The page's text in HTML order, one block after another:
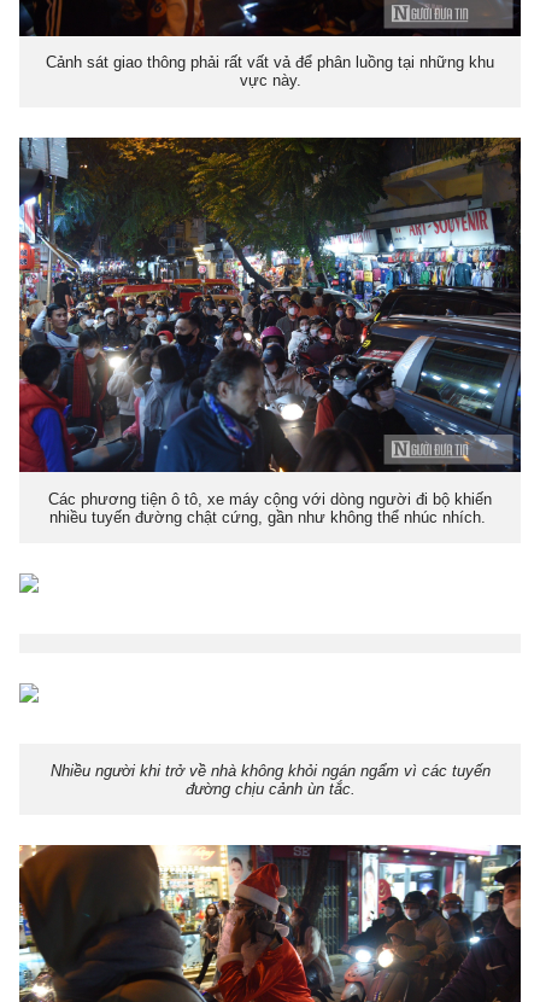
Cảnh sát giao thông phải rất vất vả để phân luồng tại những khu
vực này.
Các phương tiện ô tô, xe máy cộng với dòng người đi bộ khiến
nhiều tuyến đường chật cứng, gần như không thể nhúc nhích.
Nhiều người khi trở về nhà không khỏi ngán ngẩm vì các tuyến
đường chịu cảnh ùn tắc.